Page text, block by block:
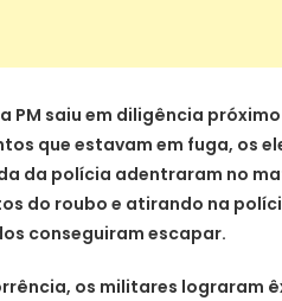
PM saiu em diligência
que estavam em fuga, os
da polícia adentraram no
do roubo e atirando na
conseguiram escapar.
os militares lograram